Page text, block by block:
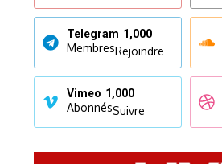
Telegram 1,000
MembresRejoindre
Vimeo 1,000
AbonnésSuivre